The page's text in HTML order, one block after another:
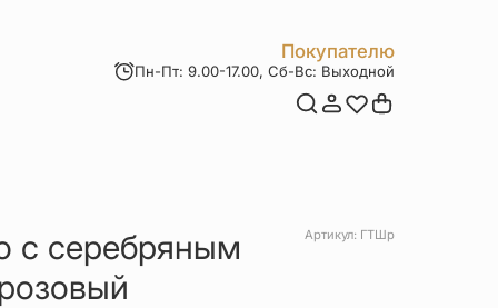
Покупателю
Акции
Пн-Пт: 9.00-17.00, Сб-Вс: Выходной
с серебряным
Артикул: ГТШр